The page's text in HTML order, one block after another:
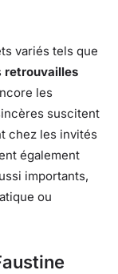
variés tels que
retrouvailles
les
suscitent
chez les invités
également
importants,
ou